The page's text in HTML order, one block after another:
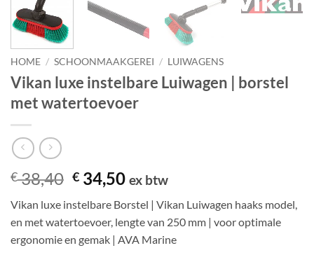
HOME / SCHOONMAAKGEREI / LUIWAGENS
Vikan luxe instelbare Luiwagen | borstel
met watertoevoer
€38,40 Oorspronkelijke
prijs
was:
€ 38,40.
€ 34,50Huidige
is:
€ 34,50.
ex btw
Vikan luxe instelbare Borstel | Vikan Luiwagen haaks model,
en met watertoevoer, lengte van 250 mm | voor optimale
ergonomie en gemak | AVA Marine